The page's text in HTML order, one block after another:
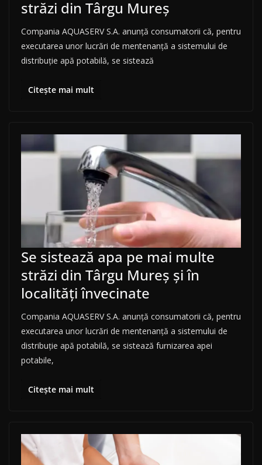
străzi din Târgu Mureș
Compania AQUASERV S.A. anunţă consumatorii că, pentru
executarea unor lucrări de mentenanță a sistemului de
distribuţie apă potabilă, se sistează
Citește mai mult
Se sistează apa pe mai multe
străzi din Târgu Mureș și în
localități învecinate
Compania AQUASERV S.A. anunţă consumatorii că, pentru
executarea unor lucrări de mentenanță a sistemului de
distribuţie apă potabilă, se sistează furnizarea apei
potabile,
Citește mai mult